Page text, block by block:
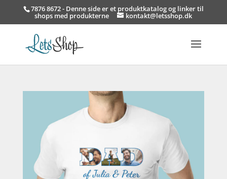
7876 8672 - Denne side er et produktkatalog og linker til
shops med produkterne kontakt@letsshop.dk